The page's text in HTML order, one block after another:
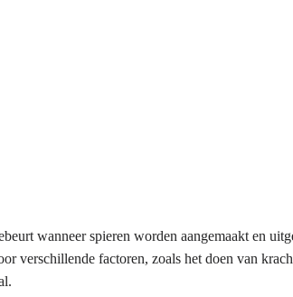
wanneer spieren worden aangemaakt en
verschillende factoren, zoals het doen van